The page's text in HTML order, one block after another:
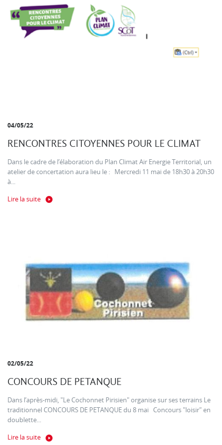
04/05/22
RENCONTRES CITOYENNES POUR LE CLIMAT
Dans le cadre de l’élaboration du Plan Climat Air Energie Territorial, un
atelier de concertation aura lieu le : Mercredi 11 mai de 18h30 à 20h30
à...
Lire la suite
02/05/22
CONCOURS DE PETANQUE
Dans l’après-midi, "Le Cochonnet Pirisien" organise sur ses terrains Le
traditionnel CONCOURS DE PETANQUE du 8 mai Concours "loisir" en
doublette...
Lire la suite